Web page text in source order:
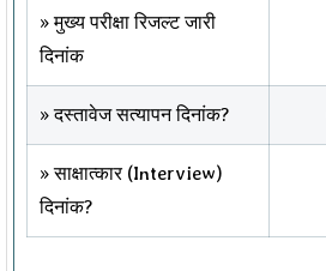
» मुख्य परीक्षा रिजल्ट जारी
दिनांक
» दस्तावेज सत्यापन दिनांक?
» साक्षात्कार (Interview)
दिनांक?